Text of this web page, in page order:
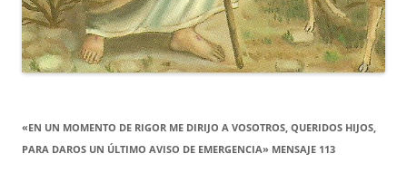
«EN UN MOMENTO DE RIGOR ME DIRIJO A VOSOTROS, QUERIDOS HIJOS,
PARA DAROS UN ÚLTIMO AVISO DE EMERGENCIA» MENSAJE 113